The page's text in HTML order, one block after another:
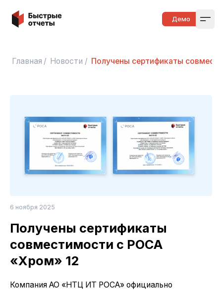
Быстрые отчеты Демо
Главная / Новости / Получены сертификаты
6 ноября 2025
Получены сертификаты
совместимости с РОСА
«Хром» 12
Компания АО «НТЦ ИТ РОСА» официально